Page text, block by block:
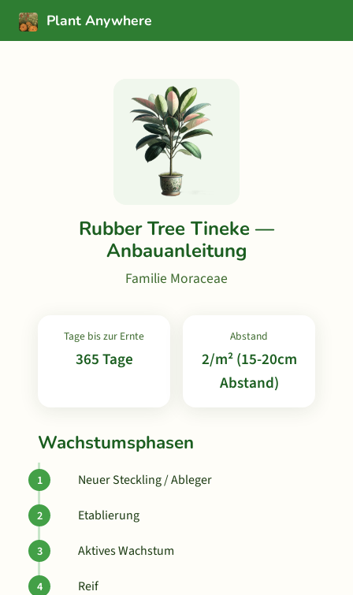
Plant Anywhere
Rubber Tree Tineke —
Anbauanleitung
Familie Moraceae
Tage bis zur Ernte
365 Tage
Abstand
2/m² (15-20cm
Abstand)
Wachstumsphasen
Neuer Steckling / Ableger
Etablierung
Aktives Wachstum
Reif